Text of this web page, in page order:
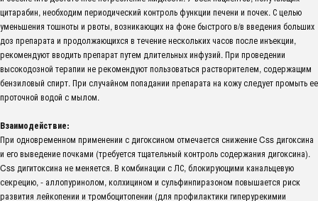
цитарабин, необходим периодический контроль функции печени и почек. С целью
уменьшения тошноты и рвоты, возникающих на фоне быстрого в/в введения больших
доз препарата и продолжающихся в течение нескольких часов после инъекции,
рекомендуют вводить препарат путем длительных инфузий. При проведении
высокодозной терапии не рекомендуют пользоваться растворителем, содержащим
бензиловый спирт. При случайном попадании препарата на кожу следует промыть ее
проточной водой с мылом.
Взаимодействие:
При одновременном применении с дигоксином отмечается снижение Css дигоксина
и его выведение почками (требуется тщательный контроль содержания дигоксина).
Css дигитоксина не меняется. В комбинации с ЛС, блокирующими канальцевую
секрецию, - аллопуринолом, колхицином и сульфинпиразоном повышается риск
развития лейкопении и тромбоцитопении (для профилактики гиперурекимии